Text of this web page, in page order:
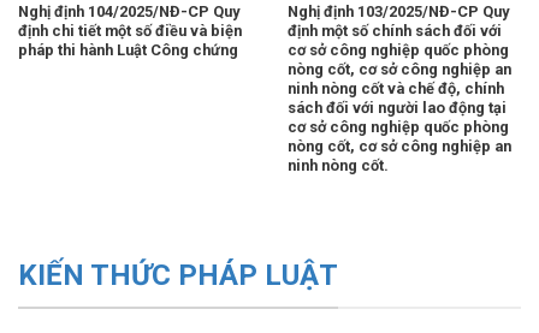
Nghị định 104/2025/NĐ-CP Quy
định chi tiết một số điều và biện
pháp thi hành Luật Công chứng
Nghị định 103/2025/NĐ-CP Quy
định một số chính sách đối với
cơ sở công nghiệp quốc phòng
nòng cốt, cơ sở công nghiệp an
ninh nòng cốt và chế độ, chính
sách đối với người lao động tại
cơ sở công nghiệp quốc phòng
nòng cốt, cơ sở công nghiệp an
ninh nòng cốt.
KIẾN THỨC PHÁP LUẬT